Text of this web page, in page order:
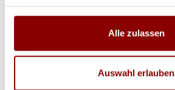
Alle zulassen
Auswahl erlauben
Kaminöfen